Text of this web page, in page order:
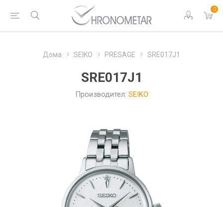
0
Дома SEIKO PRESAGE SRE017J1
SRE017J1
Производител: SEIKO